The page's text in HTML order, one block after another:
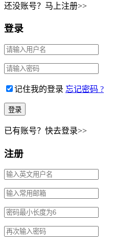
还没账号？马上注册>>
登录
记住我的登录 忘记密码 ?
已有账号？快去登录>>
注册